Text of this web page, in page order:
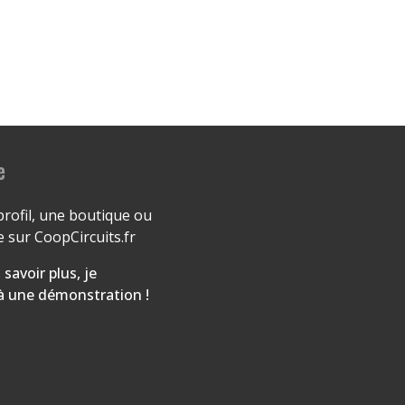
une boutique ou
sur CoopCircuits.fr
savoir plus, je
une démonstration !